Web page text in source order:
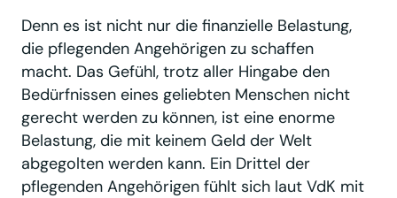
Denn es ist nicht nur die finanzielle Belastung,
die pflegenden Angehörigen zu schaffen
macht. Das Gefühl, trotz aller Hingabe den
Bedürfnissen eines geliebten Menschen nicht
gerecht werden zu können, ist eine enorme
Belastung, die mit keinem Geld der Welt
abgegolten werden kann. Ein Drittel der
pflegenden Angehörigen fühlt sich laut VdK mit